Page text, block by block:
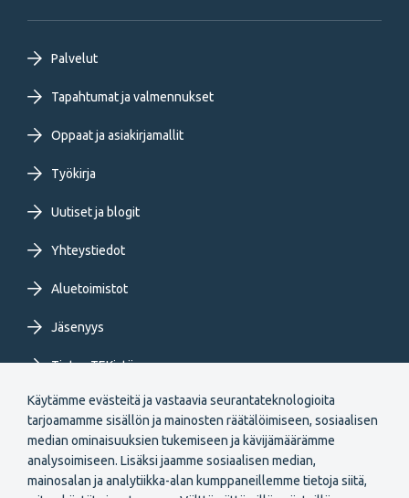
Käytämme evästeitä ja vastaavia seurantateknologioita
tarjoamamme sisällön ja mainosten räätälöimiseen, sosiaalisen
median ominaisuuksien tukemiseen ja kävijämäärämme
analysoimiseen. Lisäksi jaamme sosiaalisen median,
mainosalan ja analytiikka-alan kumppaneillemme tietoja siitä,
Footer
primary
menu
FI
Palvelut
Tapahtumat ja valmennukset
Oppaat ja asiakirjamallit
Työkirja
Uutiset ja blogit
Yhteystiedot
Aluetoimistot
Jäsenyys
Tietoa TEKistä
Extranet